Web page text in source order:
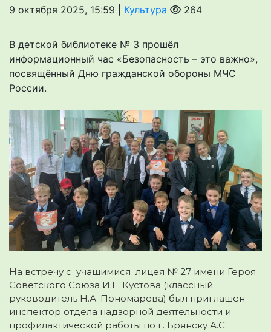
9 октября 2025, 15:59 | Культура 264
В детской библиотеке № 3 прошёл
информационный час «Безопасность – это важно»,
посвящённый Дню гражданской обороны МЧС
России.
На встречу с учащимися лицея № 27 имени Героя
Советского Союза И.Е. Кустова (классный
руководитель Н.А. Пономарева) был приглашен
инспектор отдела надзорной деятельности и
профилактической работы по г. Брянску А.С.